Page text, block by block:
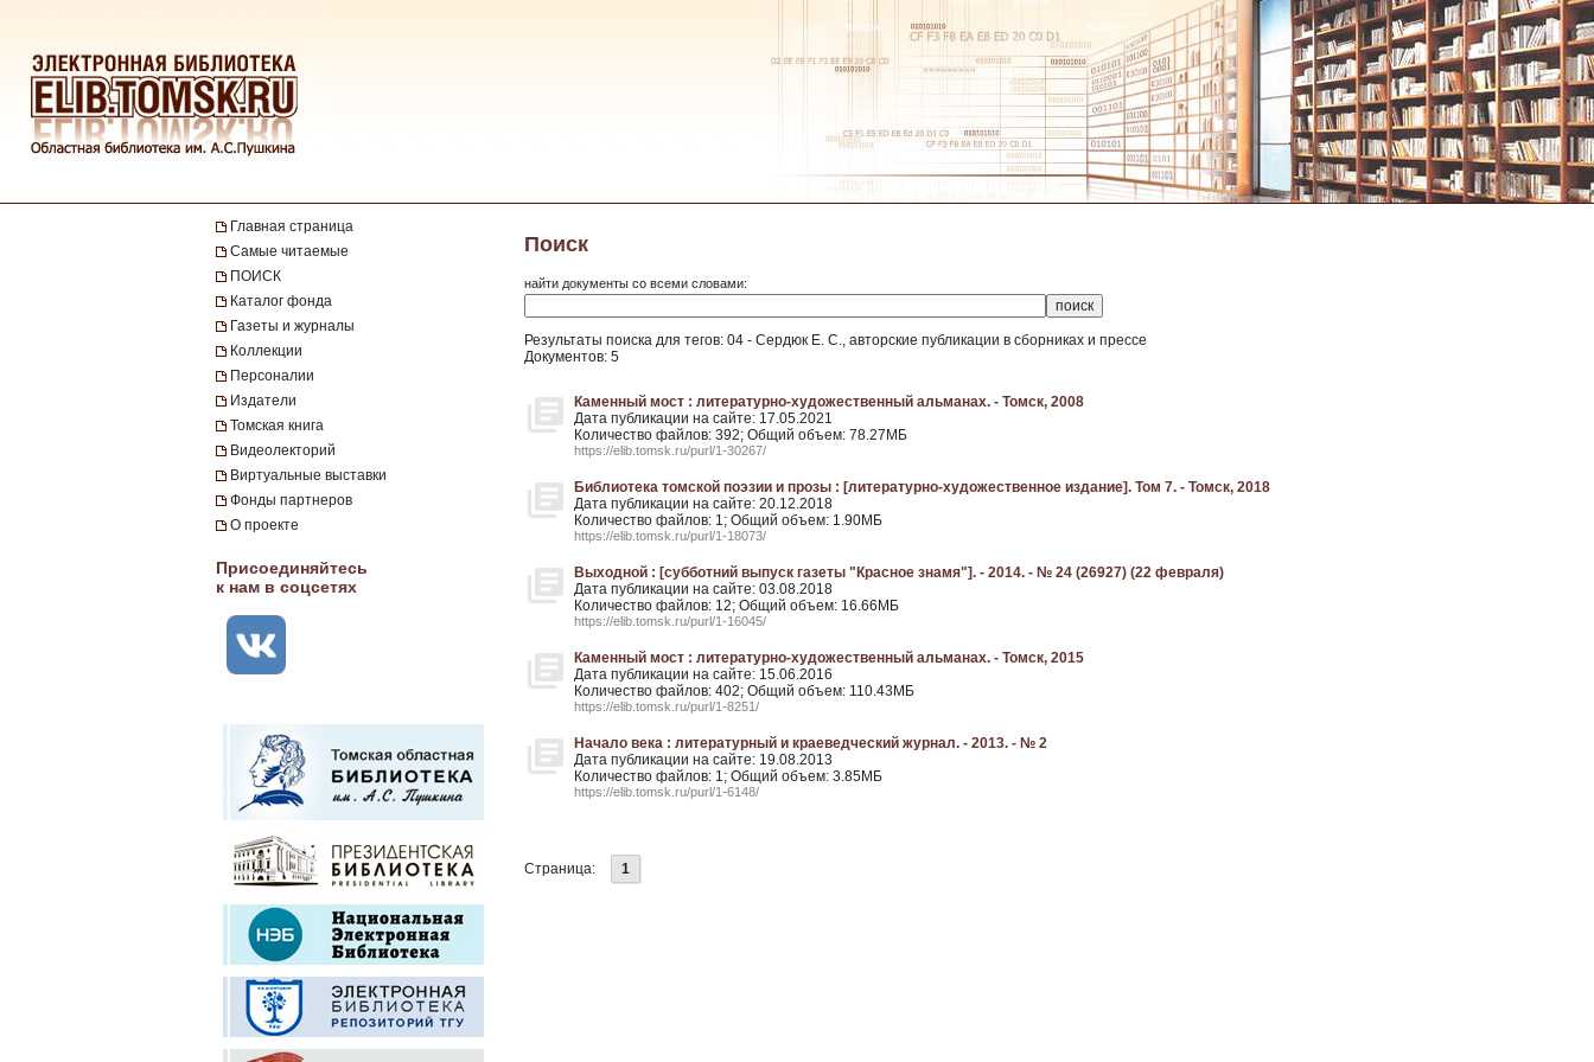
Главная страница
Самые читаемые
ПОИСК
Каталог фонда
Газеты и журналы
Коллекции
Персоналии
Издатели
Томская книга
Видеолекторий
Виртуальные выставки
Фонды партнеров
О проекте
Присоединяйтесь
к нам в соцсетях
Поиск
найти документы со всеми словами:
Результаты поиска для тегов: 04 - Сердюк Е. С., авторские публикации в сборниках и прессе
Документов: 5
Каменный мост : литературно-художественный альманах. - Томск, 2008
Дата публикации на сайте: 17.05.2021
Количество файлов: 392; Общий объем: 78.27МБ
https://elib.tomsk.ru/purl/1-30267/
Библиотека томской поэзии и прозы : [литературно-художественное издание]. Том 7. - Томск, 2018
Дата публикации на сайте: 20.12.2018
Количество файлов: 1; Общий объем: 1.90МБ
https://elib.tomsk.ru/purl/1-18073/
Выходной : [субботний выпуск газеты "Красное знамя"]. - 2014. - № 24 (26927) (22 февраля)
Дата публикации на сайте: 03.08.2018
Количество файлов: 12; Общий объем: 16.66МБ
https://elib.tomsk.ru/purl/1-16045/
Каменный мост : литературно-художественный альманах. - Томск, 2015
Дата публикации на сайте: 15.06.2016
Количество файлов: 402; Общий объем: 110.43МБ
https://elib.tomsk.ru/purl/1-8251/
Начало века : литературный и краеведческий журнал. - 2013. - № 2
Дата публикации на сайте: 19.08.2013
Количество файлов: 1; Общий объем: 3.85МБ
https://elib.tomsk.ru/purl/1-6148/
Страница: 1